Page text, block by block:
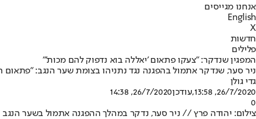
אנחנו מגייסים
English
X
חדשות
פלילים
המפגין שנדקר: "צעקו פתאום 'יאללה בוא נדפוק להם מכות'"
ניר סער, שנדקר אתמול בהפגנה נגד נתניהו בצומת שער הנגב: "פתאום
גדי גולן
26/7/2020, 13:58
,עודכן26/7/2020, 14:38
0
צילום: יהודה פרץ // ניר סער, נדקר במהלך ההפגנה אתמול בשער הנגב